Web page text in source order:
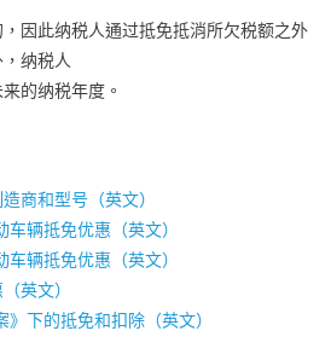
因此纳税人通过抵免抵消所欠税额之外
纳税人
的纳税年度。
商和型号（英文）
辆抵免优惠（英文）
辆抵免优惠（英文）
英文）
下的抵免和扣除（英文）